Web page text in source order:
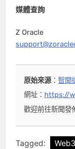
媒體查詢
Z Oracle
原始來源：智聞
網址： https://
歡迎前往新聞發
Tagged: Web3